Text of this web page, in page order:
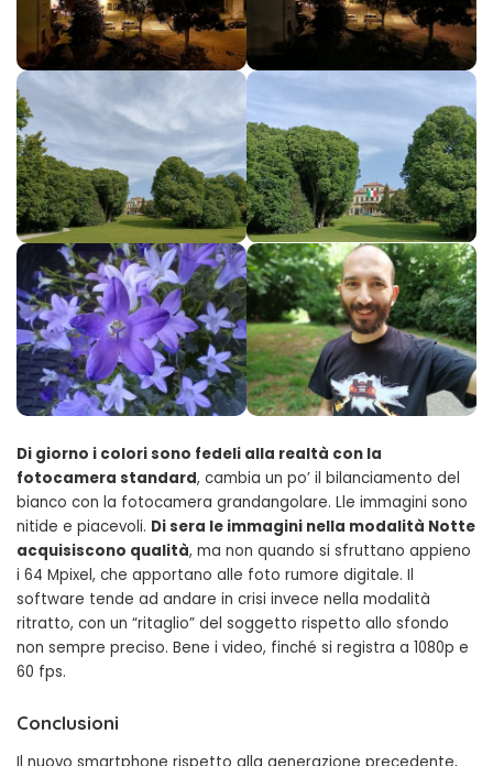
Di giorno i colori sono fedeli alla realtà con la
fotocamera standard, cambia un po’ il bilanciamento del
bianco con la fotocamera grandangolare. Lle immagini sono
nitide e piacevoli. Di sera le immagini nella modalità Notte
acquisiscono qualità, ma non quando si sfruttano appieno
i 64 Mpixel, che apportano alle foto rumore digitale. Il
software tende ad andare in crisi invece nella modalità
ritratto, con un “ritaglio” del soggetto rispetto allo sfondo
non sempre preciso. Bene i video, finché si registra a 1080p e
60 fps.
Conclusioni